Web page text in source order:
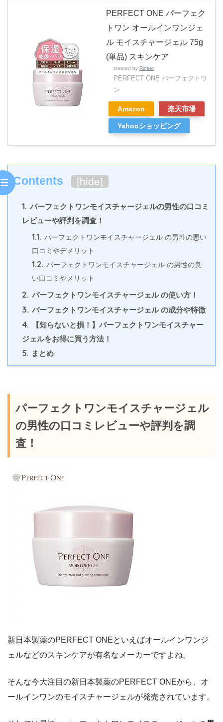
PERFECT ONE パーフェク
トワン オールインワンジェ
ル モイスチャージェル 75g
(単品) スキンケア
created by Rinker
PERFECT ONE パーフェクトワ
ン
Amazon 楽天市場
Yahooショッピング
Contents [hide]
1. パーフェクトワンモイスチャージェルの男性の口コミ
レビューや評判を調査！
1.1. パーフェクトワンモイスチャージェル の男性の悪い
口コミやデメリット
1.2. パーフェクトワンモイスチャージェル の男性の良
い口コミやメリット
2. パーフェクトワンモイスチャージェル の使い方！
3. パーフェクトワンモイスチャージェル の成分や特徴
4.
【知らないと損！】パーフェクトワンモイスチャー
ジェルをお得に買う方法！
5. まとめ
パーフェクトワンモイスチャージェル
の男性の口コミレビューや評判を調
査！
新日本製薬のPERFECT ONEといえばオールインワンジ
ェルなどのスキンケアが有名なメーカーですよね。
そんな今大注目の新日本製薬のPERFECT ONEから、オ
ールインワンのモイスチャージェルが発売されています。